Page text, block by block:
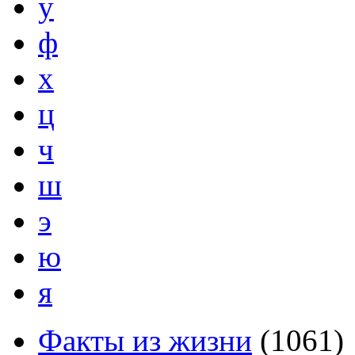
у
ф
х
ц
ч
ш
э
ю
я
Факты из жизни (1061)